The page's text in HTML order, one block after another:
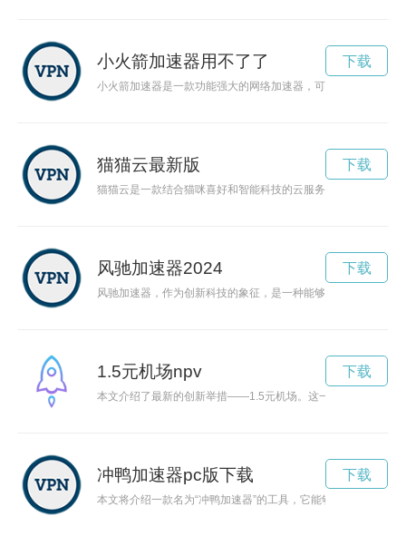
小火箭加速器用不了了
小火箭加速器是一款功能强大的网络加速器，可以帮助用户更
下载
猫猫云最新版
猫猫云是一款结合猫咪喜好和智能科技的云服务软件，通过该
下载
风驰加速器2024
风驰加速器，作为创新科技的象征，是一种能够加速科技进步
下载
1.5元机场npv
本文介绍了最新的创新举措——1.5元机场。这一低价机场票价
下载
冲鸭加速器pc版下载
本文将介绍一款名为“冲鸭加速器”的工具，它能够帮助人们提
下载